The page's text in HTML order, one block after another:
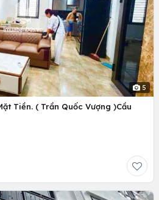
5
Tiền. ( Trần Quốc Vượng )Cầu